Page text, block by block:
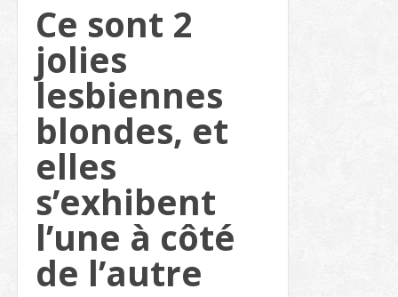
Rencontre
Webcam
Ce sont 2
jolies
lesbiennes
blondes, et
elles
s’exhibent
l’une à côté
de l’autre